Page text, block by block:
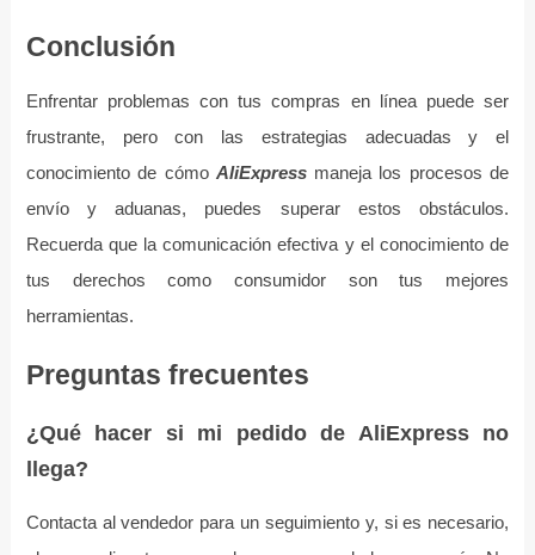
Conclusión
Enfrentar problemas con tus compras en línea puede ser
frustrante, pero con las estrategias adecuadas y el
conocimiento de cómo AliExpressmaneja los procesos de
envío y aduanas, puedes superar estos obstáculos.
Recuerda que la comunicación efectiva y el conocimiento de
tus derechos como consumidor son tus mejores
herramientas.
Preguntas frecuentes
¿Qué hacer si mi pedido de AliExpress no
llega?
Contacta al vendedor para un seguimiento y, si es necesario,